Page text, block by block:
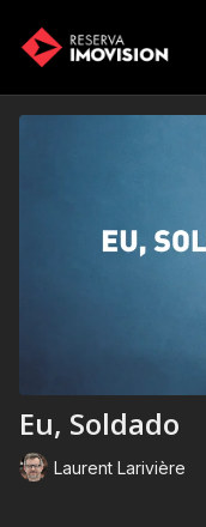
Eu, Soldado
Laurent Larivière